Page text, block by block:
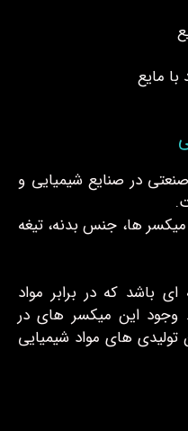
مایع
در صنایع شیمیایی و
میکسر ها، جنس بدنه، تیغه
باشد که در برابر مواد
وجود این میکسر های در
های مواد شیمیایی